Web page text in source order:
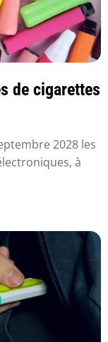
de cigarettes
2028 les
à